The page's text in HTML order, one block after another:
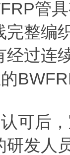
管
完整编
过连
可后
研发人